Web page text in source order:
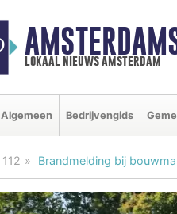
lokaal nieuws amsterdam
Algemeen Bedrijvengids
112 Brandmelding bij